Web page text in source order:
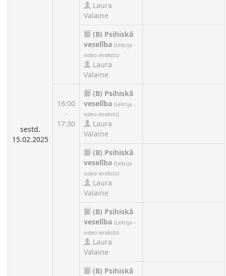
sestd.
15.02.2025
Laura
Valaine
(B) Psihiskā
veselība (Lekcija -
video ieraksts)
Laura
Valaine
16:00
-
17:30
(B) Psihiskā
veselība (Lekcija -
video ieraksts)
Laura
Valaine
(B) Psihiskā
veselība (Lekcija -
video ieraksts)
Laura
Valaine
(B) Psihiskā
veselība (Lekcija -
video ieraksts)
Laura
Valaine
(B) Psihiskā